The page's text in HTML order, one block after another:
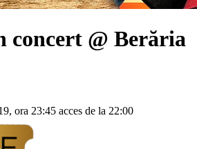
concert @ Berăria
ora 23:45 acces de la 22:00